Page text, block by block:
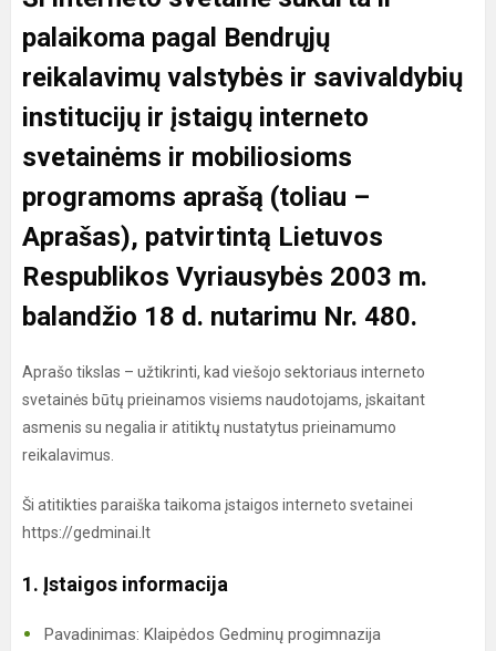
palaikoma pagal Bendrųjų
reikalavimų valstybės ir savivaldybių
institucijų ir įstaigų interneto
svetainėms ir mobiliosioms
programoms aprašą (toliau –
Aprašas), patvirtintą Lietuvos
Respublikos Vyriausybės 2003 m.
balandžio 18 d. nutarimu Nr. 480.
Aprašo tikslas – užtikrinti, kad viešojo sektoriaus interneto
svetainės būtų prieinamos visiems naudotojams, įskaitant
asmenis su negalia ir atitiktų nustatytus prieinamumo
reikalavimus.
Ši atitikties paraiška taikoma įstaigos interneto svetainei
https://gedminai.lt
1. Įstaigos informacija
Pavadinimas: Klaipėdos Gedminų progimnazija